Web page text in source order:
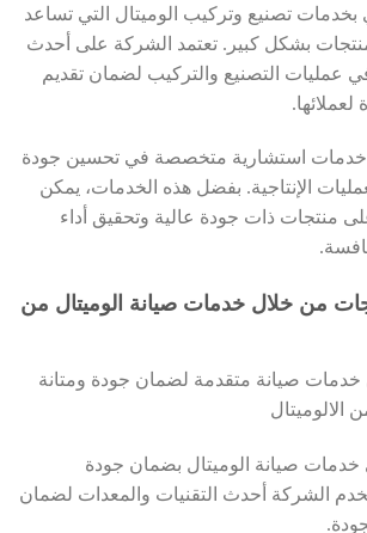
بخدمات تصنيع وتركيب الوميتال التي تساعد
بشكل كبير. تعتمد الشركة على أحدث
في عمليات التصنيع والتركيب لضمان تقديم
خدمات استشارية متخصصة في تحسين جودة
الإنتاجية. بفضل هذه الخدمات، يمكن
منتجات ذات جودة عالية وتحقيق أداء
من خلال خدمات صيانة الوميتال من
خدمات صيانة متقدمة لضمان جودة ومتانة
الالوميتال
صيانة الوميتال بضمان جودة
الشركة أحدث التقنيات والمعدات لضمان